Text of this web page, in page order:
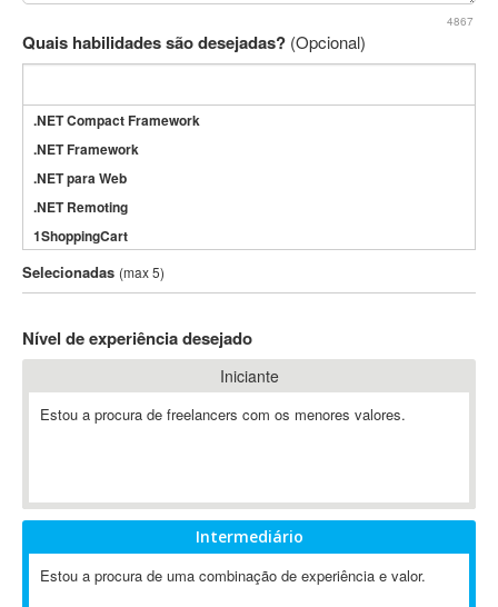
4867
Quais habilidades são desejadas? (Opcional)
.NET Compact Framework
.NET Framework
.NET para Web
.NET Remoting
1ShoppingCart
3DS Max
3GSM
802.11
A-GPS
ABAP
Abaqus
ABBYY FineReader
Selecionadas (max 5)
Nível de experiência desejado
Iniciante
Estou a procura de freelancers com os menores valores.
Intermediário
Estou a procura de uma combinação de experiência e valor.